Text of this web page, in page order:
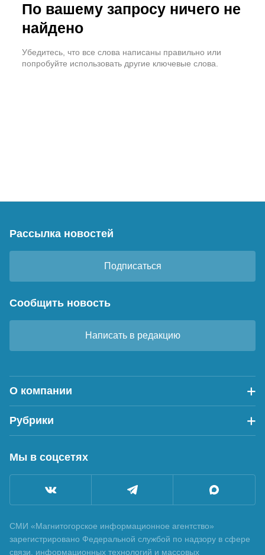
По вашему запросу ничего не
найдено
Убедитесь, что все слова написаны правильно или
попробуйте использовать другие ключевые слова.
Рассылка новостей
Подписаться
Сообщить новость
Написать в редакцию
О компании
Рубрики
Мы в соцсетях
СМИ «Магнитогорское информационное агентство»
зарегистрировано Федеральной службой по надзору в сфере
связи, информационных технологий и массовых